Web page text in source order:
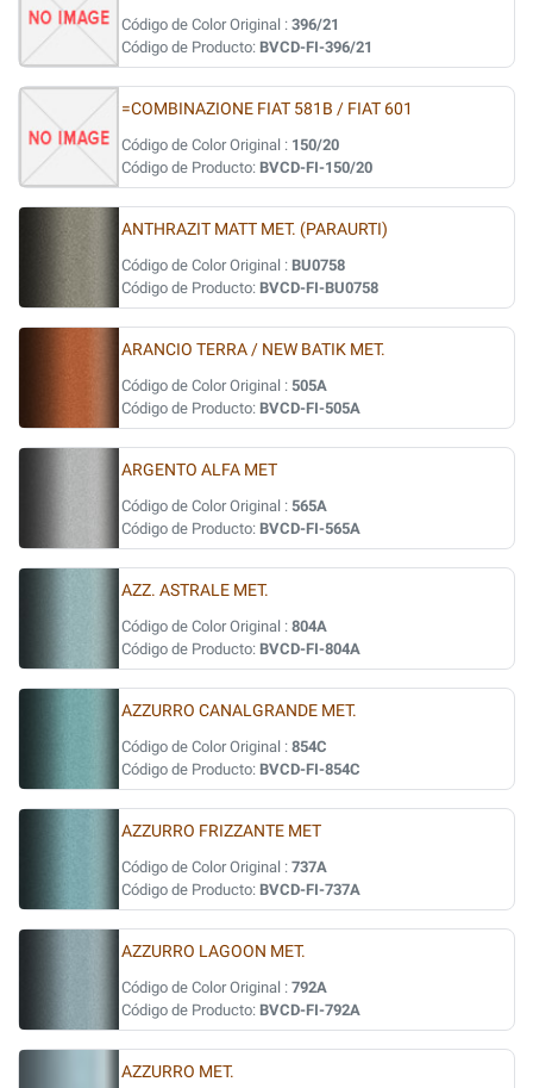
Código de Color Original : 396/21
Código de Producto: BVCD-FI-396/21
=COMBINAZIONE FIAT 581B / FIAT 601
Código de Color Original : 150/20
Código de Producto: BVCD-FI-150/20
ANTHRAZIT MATT MET. (PARAURTI)
Código de Color Original : BU0758
Código de Producto: BVCD-FI-BU0758
ARANCIO TERRA / NEW BATIK MET.
Código de Color Original : 505A
Código de Producto: BVCD-FI-505A
ARGENTO ALFA MET
Código de Color Original : 565A
Código de Producto: BVCD-FI-565A
AZZ. ASTRALE MET.
Código de Color Original : 804A
Código de Producto: BVCD-FI-804A
AZZURRO CANALGRANDE MET.
Código de Color Original : 854C
Código de Producto: BVCD-FI-854C
AZZURRO FRIZZANTE MET
Código de Color Original : 737A
Código de Producto: BVCD-FI-737A
AZZURRO LAGOON MET.
Código de Color Original : 792A
Código de Producto: BVCD-FI-792A
AZZURRO MET.